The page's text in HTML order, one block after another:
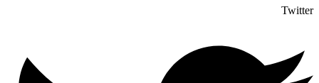
Twitter